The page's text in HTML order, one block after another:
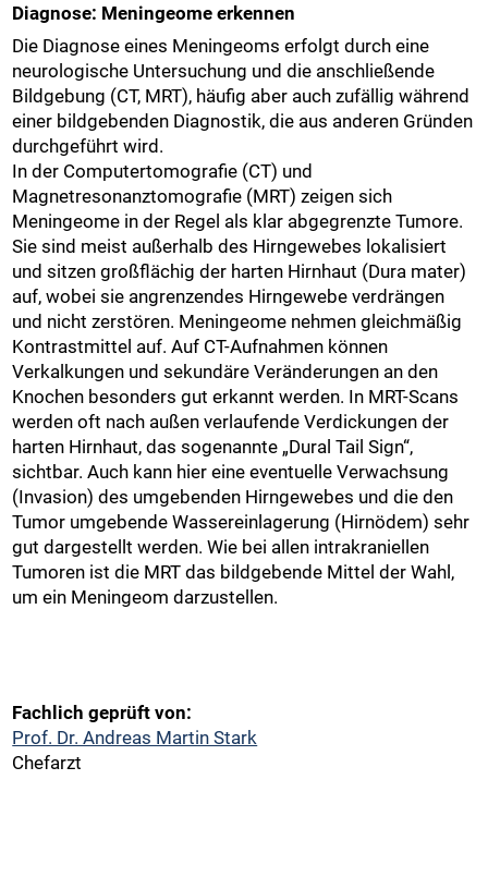
Diagnose: Meningeome erkennen
Die Diagnose eines Meningeoms erfolgt durch eine
neurologische Untersuchung und die anschließende
Bildgebung (CT, MRT), häufig aber auch zufällig während
einer bildgebenden Diagnostik, die aus anderen Gründen
durchgeführt wird.
In der Computertomografie (CT) und
Magnetresonanztomografie (MRT) zeigen sich
Meningeome in der Regel als klar abgegrenzte Tumore.
Sie sind meist außerhalb des Hirngewebes lokalisiert
und sitzen großflächig der harten Hirnhaut (Dura mater)
auf, wobei sie angrenzendes Hirngewebe verdrängen
und nicht zerstören. Meningeome nehmen gleichmäßig
Kontrastmittel auf. Auf CT-Aufnahmen können
Verkalkungen und sekundäre Veränderungen an den
Knochen besonders gut erkannt werden. In MRT-Scans
werden oft nach außen verlaufende Verdickungen der
harten Hirnhaut, das sogenannte „Dural Tail Sign“,
sichtbar. Auch kann hier eine eventuelle Verwachsung
(Invasion) des umgebenden Hirngewebes und die den
Tumor umgebende Wassereinlagerung (Hirnödem) sehr
gut dargestellt werden. Wie bei allen intrakraniellen
Tumoren ist die MRT das bildgebende Mittel der Wahl,
um ein Meningeom darzustellen.
Fachlich geprüft von:
Prof. Dr. Andreas Martin Stark
Chefarzt